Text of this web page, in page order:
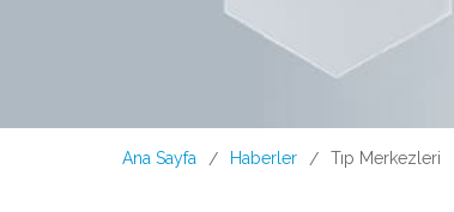
Ana Sayfa / Haberler / Tıp Merkezleri